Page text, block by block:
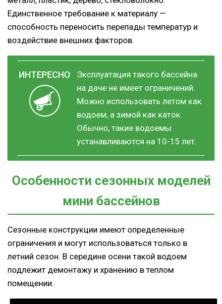
Единственное требование к материалу —
способность переносить перепады температур и
воздействие внешних факторов.
Эксплуатация такого бассейна
на даче не имеет ограничений.
Можно использовать летом как
водоем, а зимой как каток.
Обычно, такие водоемы
устанавливаются на 10-15 лет.
Особенности сезонных моделей
мини бассейнов
Сезонные конструкции имеют определенные
ограничения и могут использоваться только в
летний сезон. В середине осени такой водоем
подлежит демонтажу и хранению в теплом
помещении.